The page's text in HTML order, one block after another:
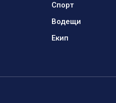
Спорт
Водещи
Екип